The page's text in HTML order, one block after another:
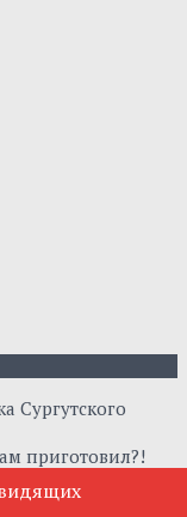
Сургутского
приготовил?!